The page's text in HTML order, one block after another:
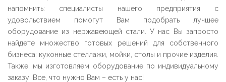
напомнить: специалисты нашего предприятия с
удовольствием помогут Вам подобрать лучшее
оборудование из нержавеющей стали. У нас Вы запросто
найдете множество готовых решений для собственного
бизнеса: кухонные стеллажи, мойки, столы и прочие изделия.
Также, мы изготовляем оборудование по индивидуальному
заказу. Все, что нужно Вам – есть у нас!